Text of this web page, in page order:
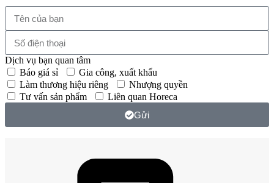
Dịch vụ bạn quan tâm
Báo giá sỉ
Gia công, xuất khẩu
Làm thương hiệu riêng
Nhượng quyền
Tư vấn sản phẩm
Liên quan Horeca
Gửi